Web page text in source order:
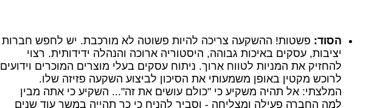
הסוד: פשטות! ההשקעה צריכה להיות פשוטה לא מורכבת. יש לחפש חברות
יציבות, עסקים באיכות גבוהה, היסטוריה ארוכה והנהלה ידידותית. רצוי
להחזיק את המניות לטווח ארוך. ניתוח עסקים בעלי מוצרים המוכרים וידועים
לרוכש מקטין באופן משמעותי את הסיכון לביצוע השקעה פזיזה שלו.
המלצתי: אל תהיה משקיע כי "כולם עושים את זה"... השקיע כי אתה מבין
למה החברה פעילה ומצליחה - וסביר להניח כי כך תהייה במשך עוד שנים